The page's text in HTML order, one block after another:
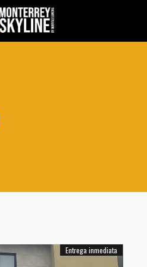
Entrega inmediata